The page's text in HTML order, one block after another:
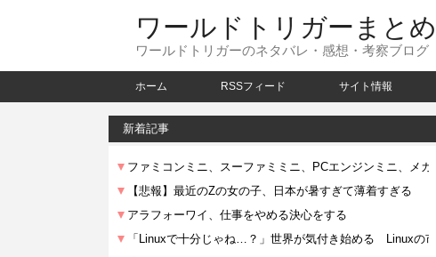
ワールドトリガーまと
ワールドトリガーのネタバレ・感想・考察ブログ
ホーム RSSフィード サイト情報
新着記事